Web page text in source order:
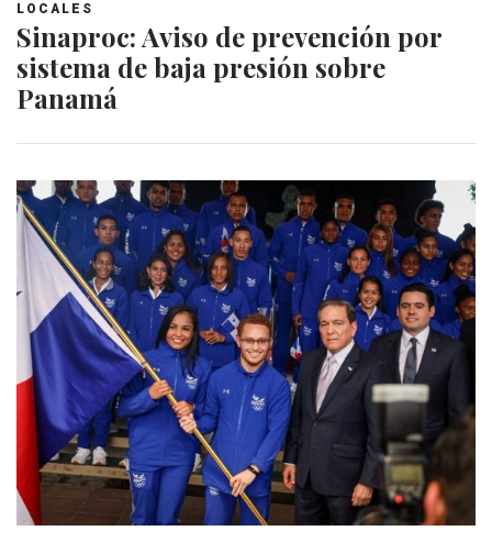
LOCALES
Sinaproc: Aviso de prevención por
sistema de baja presión sobre
Panamá